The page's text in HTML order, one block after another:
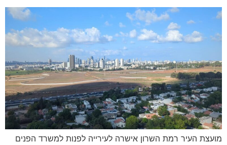
מועצת העיר רמת השרון אישרה לעירייה לפנות למשרד הפנים